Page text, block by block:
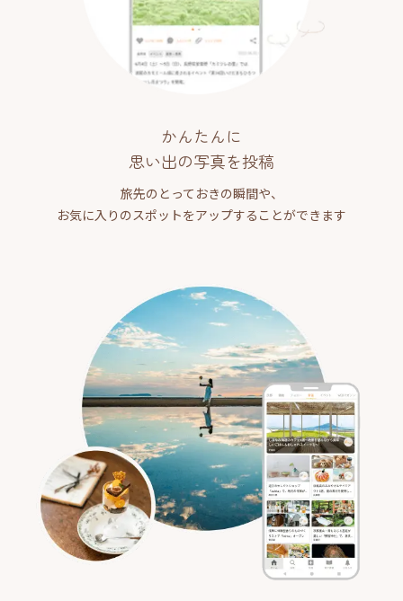
かんたんに
思い出の写真を投稿
旅先のとっておきの瞬間や、
お気に入りのスポットをアップすることができます